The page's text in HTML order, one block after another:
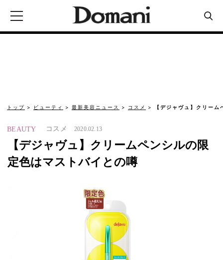
トップ ビューティ 最新美容ニュース コスメ 【デジャヴュ】クリー
BEAUTY コスメ 2020.02.13
【デジャヴュ】クリームペンシルの限
定色はマストバイとの噂